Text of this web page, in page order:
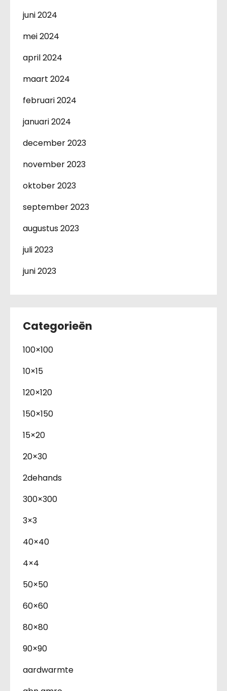
juni 2024
mei 2024
april 2024
maart 2024
februari 2024
januari 2024
december 2023
november 2023
oktober 2023
september 2023
augustus 2023
juli 2023
juni 2023
Categorieën
100×100
10×15
120×120
150×150
15×20
20×30
2dehands
300×300
3×3
40×40
4×4
50×50
60×60
80×80
90×90
aardwarmte